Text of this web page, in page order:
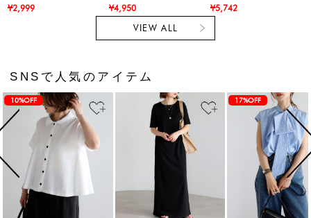
¥2,999
¥4,950
¥5,742
VIEW ALL
SNSで人気のアイテム
10%OFF 17%OFF